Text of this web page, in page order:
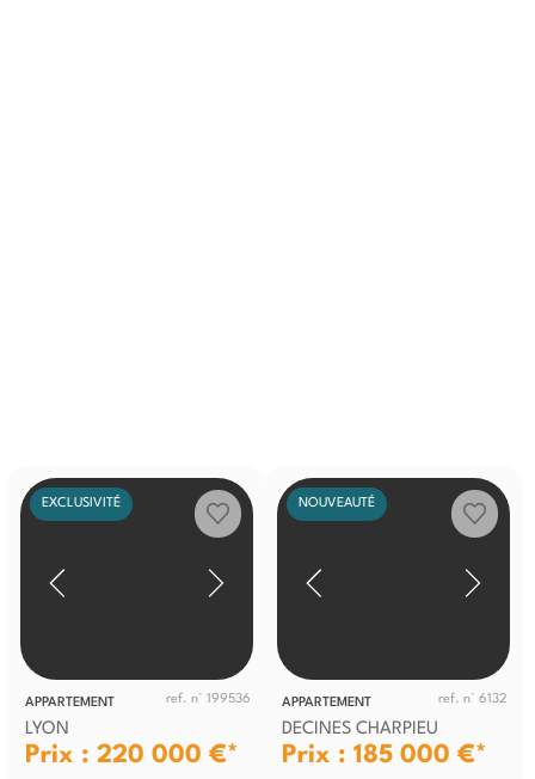
EXCLUSIVITÉ
APPARTEMENT ref. n° 199536
LYON
Prix : 220 000 €*
NOUVEAUTÉ
APPARTEMENT ref. n° 6132
DECINES CHARPIEU
Prix : 185 000 €*